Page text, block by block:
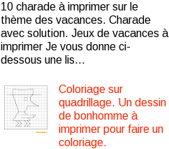
10 charade à imprimer sur le
thème des vacances. Charade
avec solution. Jeux de vacances à
imprimer Je vous donne ci-
dessous une lis...
Coloriage sur
quadrillage. Un dessin
de bonhomme à
imprimer pour faire un
coloriage.